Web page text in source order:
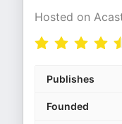
Hosted on
Publishes
Founded